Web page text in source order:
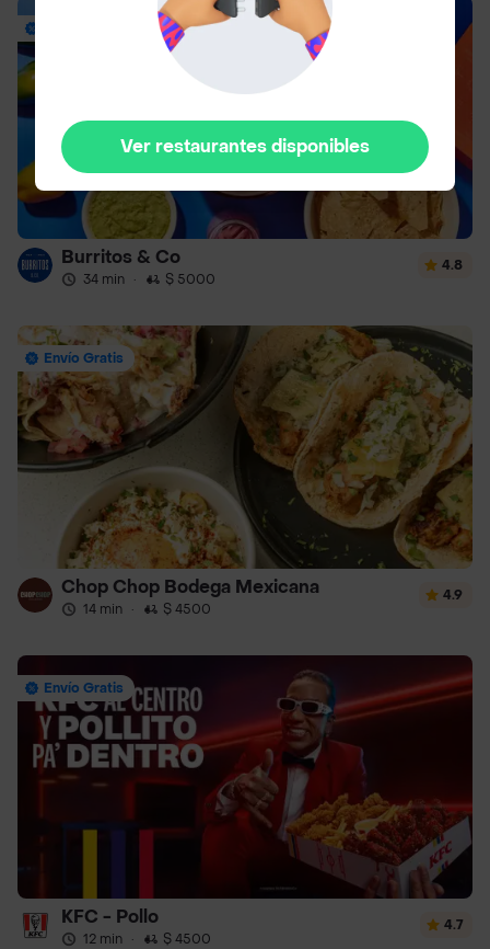
Burritos & Co
34 min · $ 5000
4.8
Envío Gratis
Chop Chop Bodega Mexicana
14 min · $ 4500
4.9
Envío Gratis
KFC - Pollo
12 min · $ 4500
4.7
Ver restaurantes disponibles